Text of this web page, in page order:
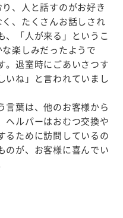
、人と話すのがお好き
、たくさんお話しされ
、「人が来る」というこ
楽しみだったようで
。退室時にごあいさつす
いね」と言われていまし
言葉は、他のお客様から
ヘルパーはおむつ交換や
るために訪問しているの
のが、お客様に喜んでい